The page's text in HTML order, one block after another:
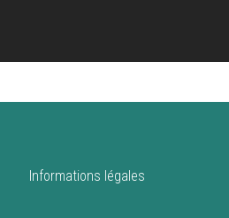
Informations légales